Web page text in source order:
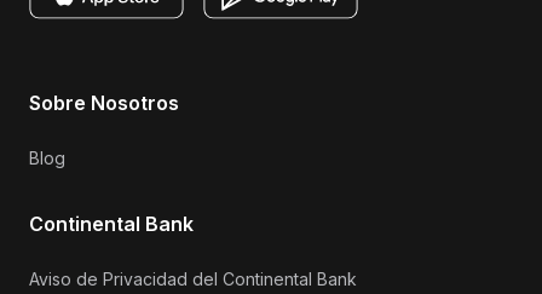
Sobre Nosotros
Blog
Continental Bank
Aviso de Privacidad del Continental Bank